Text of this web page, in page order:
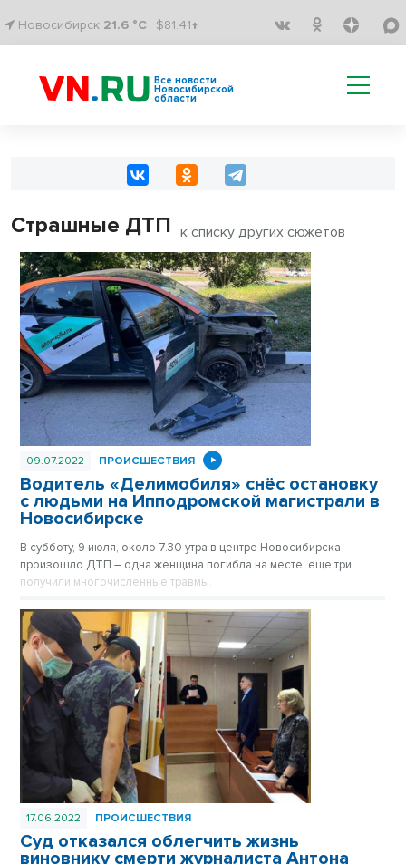
Новосибирск 21.6 °C $81.41↑
Все новости
Новосибирской
области
Страшные ДТП к списку других сюжетов
09.07.2022 ПРОИСШЕСТВИЯ
Водитель «Делимобиля» снёс остановку
с людьми на Ипподромской магистрали в
Новосибирске
В субботу, 9 июля, около 7.30 утра в центре Новосибирска
произошло ДТП – одна женщина погибла на месте, еще три
получили многочисленные травмы.
17.06.2022 ПРОИСШЕСТВИЯ
Суд отказался облегчить жизнь
виновнику смерти журналиста Антона